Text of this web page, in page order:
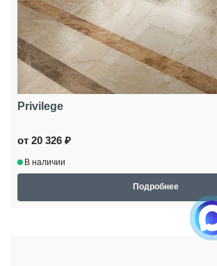
Privilege
от 20 326 ₽
В наличии
Подробнее